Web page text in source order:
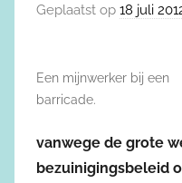
Geplaatst op 18 juli
Een mijnwerker bij een
barricade.
vanwege de grote
bezuinigingsbeleid